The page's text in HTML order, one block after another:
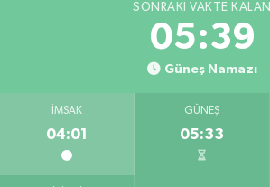
SONRAKI VAKTE KALAN
05:38
Güneş Namazı
İMSAK
04:01
GÜNEŞ
05:33